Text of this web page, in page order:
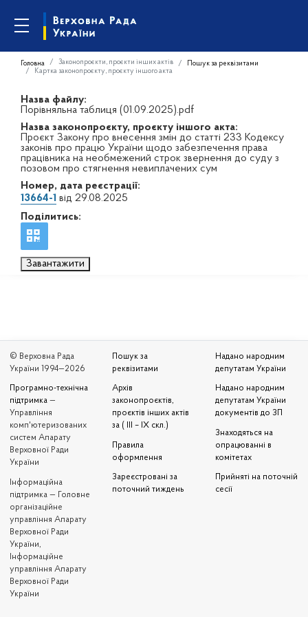
Головна Законопроєкти, проєкти інших актів
Пошук за реквізитами
Картка законопроєкту, проєкту іншого акта
Назва файлу:
Порівняльна таблиця (01.09.2025).pdf
Назва законопроєкту, проєкту іншого акта:
Проєкт Закону про внесення змін до статті 233 Кодексу
законів про працю України щодо забезпечення права
працівника на необмежений строк звернення до суду з
позовом про стягнення невиплачених сум
Номер, дата реєстрації:
13664-1 від 29.08.2025
Поділитись:
Завантажити
© Верховна Рада
України 1994—2026
Програмно-технічна
підтримка —
Управління
комп'ютеризованих
систем Апарату
Верховної Ради
України
Iнформаційна
підтримка — Головне
організаційне
управління Апарату
Верховної Ради
України,
Інформаційне
управління Апарату
Верховної Ради
України
Пошук за
реквізитами
Архів
законопроєктів,
проєктів інших актів
за ( III – IX скл.)
Правила
оформлення
Зареєстровані за
поточний тиждень
Надано народним
депутатам України
Надано народним
депутатам України
документів до ЗП
Знаходяться на
опрацюванні в
комітетах
Прийняті на поточній
сесії